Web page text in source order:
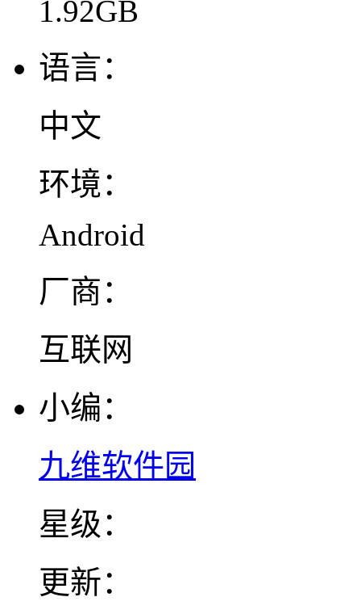
1.92GB
语言：
中文
环境：
Android
厂商：
互联网
小编：
九维软件园
星级：
更新：